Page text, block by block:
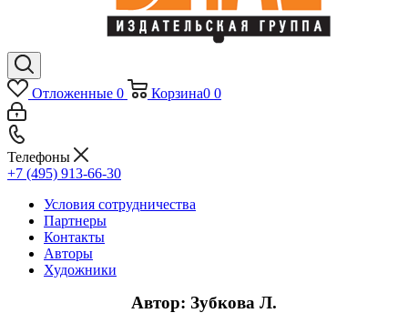
Отложенные 0 Корзина0 0
Телефоны
+7 (495) 913-66-30
Условия сотрудничества
Партнеры
Контакты
Авторы
Художники
Автор: Зубкова Л.